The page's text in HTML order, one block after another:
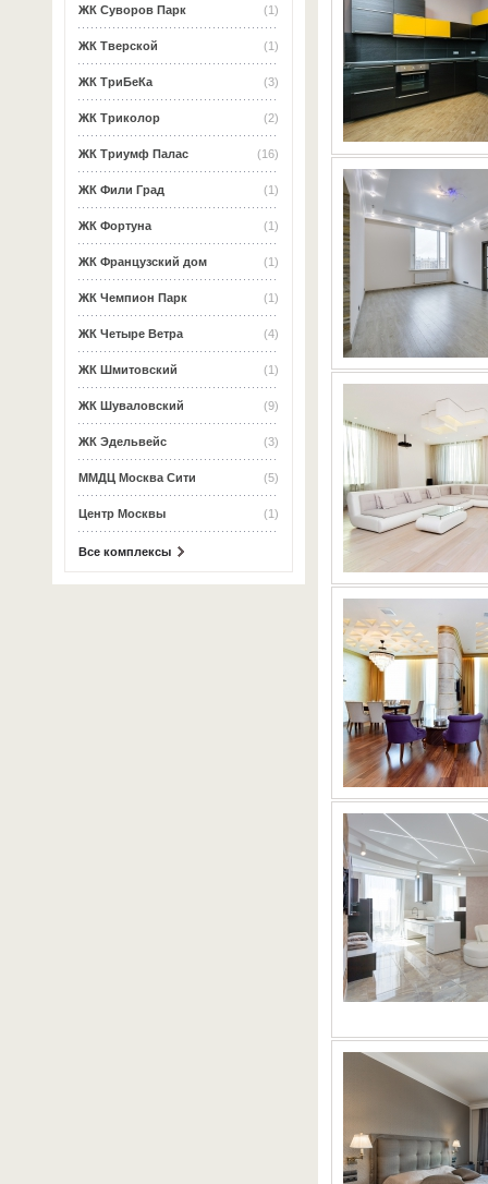
(1)
ЖК Суворов Парк
(1)
ЖК Тверской
(3)
ЖК ТриБеКа
(2)
ЖК Триколор
(16)
ЖК Триумф Палас
(1)
ЖК Фили Град
(1)
ЖК Фортуна
(1)
ЖК Французский дом
(1)
ЖК Чемпион Парк
(4)
ЖК Четыре Ветра
(1)
ЖК Шмитовский
(9)
ЖК Шуваловский
(3)
ЖК Эдельвейс
(5)
ММДЦ Москва Сити
(1)
Центр Москвы
Все комплексы